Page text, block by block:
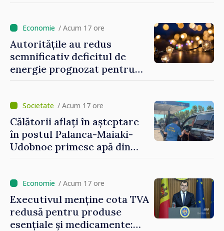
/ Acum 17 ore
Autoritățile au redus
semnificativ deficitul de
energie prognozat pentru
/ Acum 17 ore
Călătorii aflați în așteptare
în postul Palanca-Maiaki-
Udobnoe primesc apă din
/ Acum 17 ore
Executivul menține cota TVA
redusă pentru produse
esențiale și medicamente: